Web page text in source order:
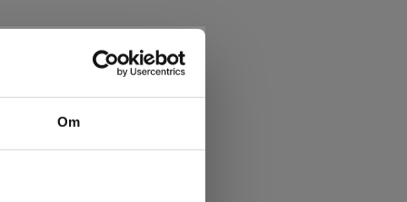
Om
betala mot faktura
hos oss.